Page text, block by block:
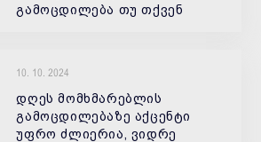
გამოცდილება თუ თქვენ
გამოცდილება”
გამოცდილება” (User еХperience
–
10. 10. 2024
დღეს მომხმარებლის
გამოცდილებაზე აქცენტი
უფრო ძლიერია, ვიდრე